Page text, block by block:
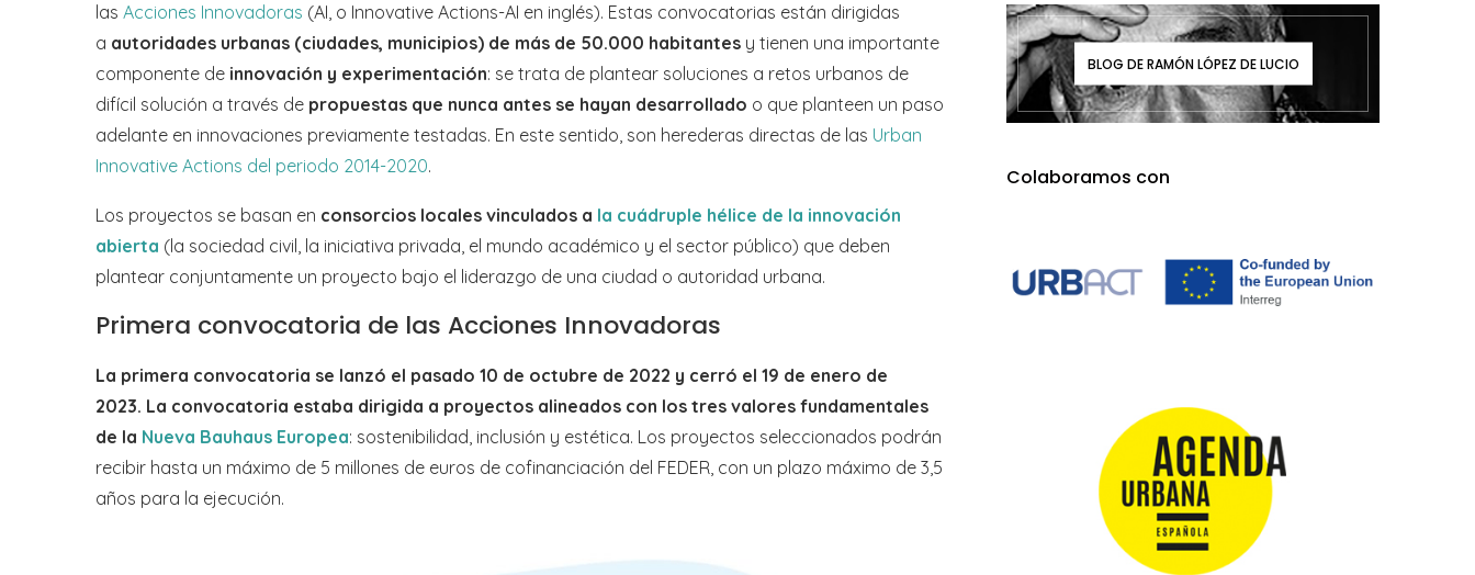
las Acciones Innovadoras (AI, o Innovative Actions-AI en inglés). Estas convocatorias están dirigidas
a autoridades urbanas (ciudades, municipios) de más de 50.000 habitantes y tienen una importante
componente de innovación y experimentación: se trata de plantear soluciones a retos urbanos de
difícil solución a través de propuestas que nunca antes se hayan desarrollado o que planteen un paso
adelante en innovaciones previamente testadas. En este sentido, son herederas directas de las Urban
Innovative Actions del periodo 2014-2020.
Los proyectos se basan en consorcios locales vinculados a la cuádruple hélice de la innovación
abierta (la sociedad civil, la iniciativa privada, el mundo académico y el sector público) que deben
plantear conjuntamente un proyecto bajo el liderazgo de una ciudad o autoridad urbana.
Primera convocatoria de las Acciones Innovadoras
La primera convocatoria se lanzó el pasado 10 de octubre de 2022 y cerró el 19 de enero de
2023. La convocatoria estaba dirigida a proyectos alineados con los tres valores fundamentales
de la Nueva Bauhaus Europea: sostenibilidad, inclusión y estética. Los proyectos seleccionados podrán
recibir hasta un máximo de 5 millones de euros de cofinanciación del FEDER, con un plazo máximo de 3,5
años para la ejecución.
BLOG DE RAMÓN LÓPEZ DE LUCIO
Colaboramos con